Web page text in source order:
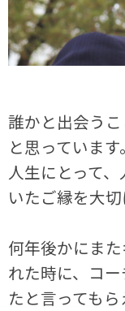
誰かと出会う
と思っています。
人生にとって
いたご縁を大切
何年後かにま
れた時に、コ
たと言ってもら